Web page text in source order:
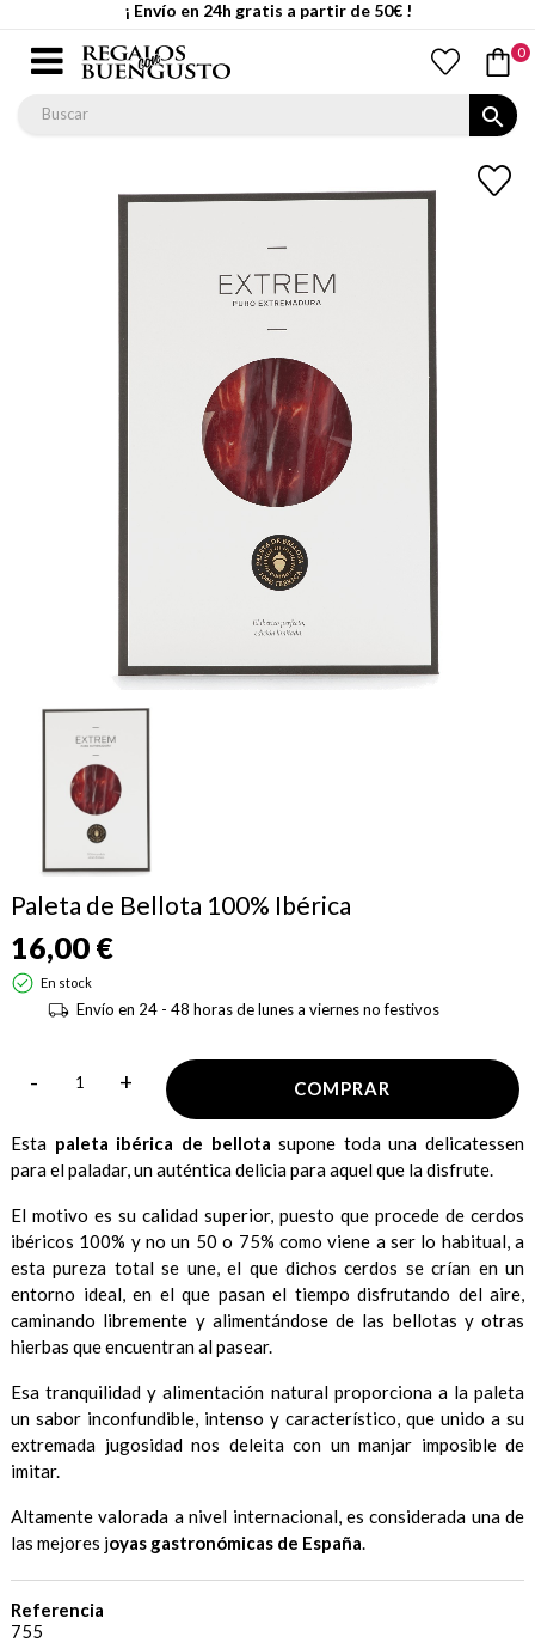
¡ Envío en 24h gratis a partir de 50€ !
0
search
Paleta de Bellota 100% Ibérica
16,00 €
En stock
Envío en 24 - 48 horas de lunes a viernes no festivos
- + COMPRAR
Esta paleta ibérica de bellota supone toda una delicatessen
para el paladar, un auténtica delicia para aquel que la disfrute.
El motivo es su calidad superior, puesto que procede de cerdos
ibéricos 100% y no un 50 o 75% como viene a ser lo habitual, a
esta pureza total se une, el que dichos cerdos se crían en un
entorno ideal, en el que pasan el tiempo disfrutando del aire,
caminando libremente y alimentándose de las bellotas y otras
hierbas que encuentran al pasear.
Esa tranquilidad y alimentación natural proporciona a la paleta
un sabor inconfundible, intenso y característico, que unido a su
extremada jugosidad nos deleita con un manjar imposible de
imitar.
Altamente valorada a nivel internacional, es considerada una de
las mejores joyas gastronómicas de España.
Referencia
755